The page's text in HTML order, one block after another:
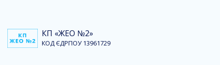
КП «ЖЕО №2»
КОД ЄДРПОУ 13961729